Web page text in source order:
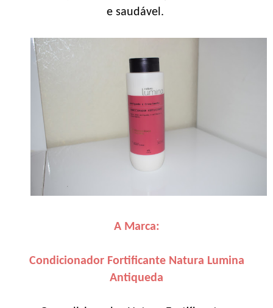
e saudável.
A Marca:
Condicionador Fortificante Natura Lumina
Antiqueda